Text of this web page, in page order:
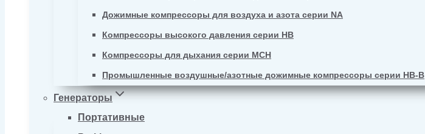
Дожимные компрессоры для воздуха и азота серии NA
Компрессоры высокого давления серии HB
Компрессоры для дыхания серии MCH
Промышленные воздушные/азотные дожимные компрессоры серии HB-B
Генераторы
Портативные